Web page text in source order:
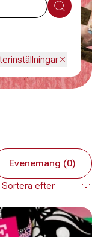
Sök
Evenemang (0)